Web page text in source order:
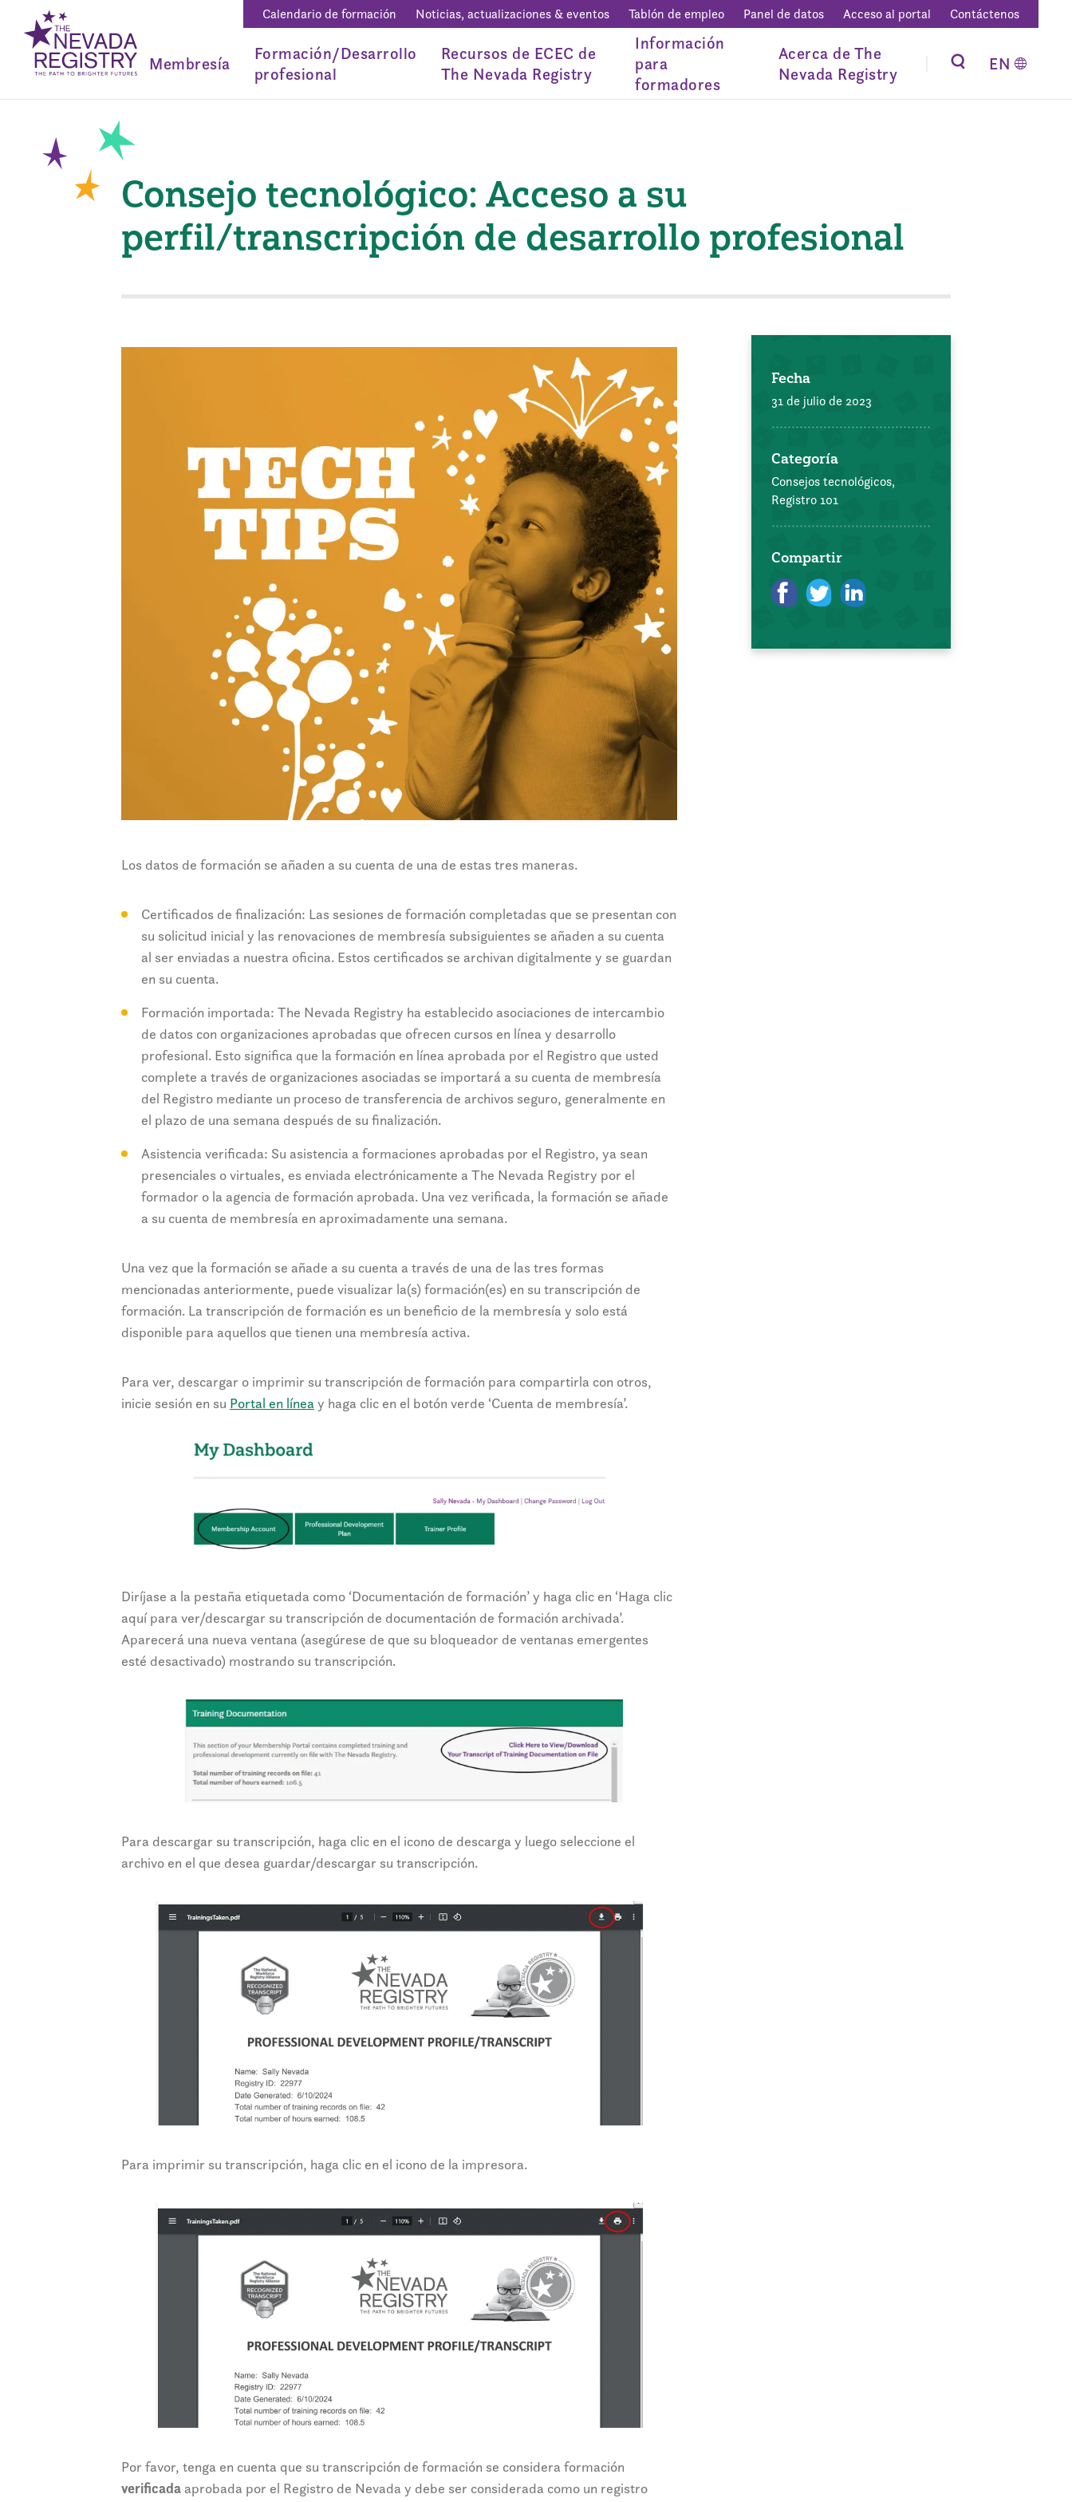
Calendario de formación Noticias, actualizaciones & eventos Tablón de empleo Panel de datos Acceso al portal Contáctenos
Membresía
Formación/Desarrollo
profesional
Recursos de ECEC de
The Nevada Registry
Información
para
formadores
Acerca de The
Nevada Registry
EN
Consejo tecnológico: Acceso a su
perfil/transcripción de desarrollo profesional
Los datos de formación se añaden a su cuenta de una de estas tres maneras.
Certificados de finalización: Las sesiones de formación completadas que se presentan con
su solicitud inicial y las renovaciones de membresía subsiguientes se añaden a su cuenta
al ser enviadas a nuestra oficina. Estos certificados se archivan digitalmente y se guardan
en su cuenta.
Formación importada: The Nevada Registry ha establecido asociaciones de intercambio
de datos con organizaciones aprobadas que ofrecen cursos en línea y desarrollo
profesional. Esto significa que la formación en línea aprobada por el Registro que usted
complete a través de organizaciones asociadas se importará a su cuenta de membresía
del Registro mediante un proceso de transferencia de archivos seguro, generalmente en
el plazo de una semana después de su finalización.
Asistencia verificada: Su asistencia a formaciones aprobadas por el Registro, ya sean
presenciales o virtuales, es enviada electrónicamente a The Nevada Registry por el
formador o la agencia de formación aprobada. Una vez verificada, la formación se añade
a su cuenta de membresía en aproximadamente una semana.
Una vez que la formación se añade a su cuenta a través de una de las tres formas
mencionadas anteriormente, puede visualizar la(s) formación(es) en su transcripción de
formación. La transcripción de formación es un beneficio de la membresía y solo está
disponible para aquellos que tienen una membresía activa.
Para ver, descargar o imprimir su transcripción de formación para compartirla con otros,
inicie sesión en su Portal en línea y haga clic en el botón verde ‘Cuenta de membresía’.
Diríjase a la pestaña etiquetada como ‘Documentación de formación’ y haga clic en ‘Haga clic
aquí para ver/descargar su transcripción de documentación de formación archivada’.
Aparecerá una nueva ventana (asegúrese de que su bloqueador de ventanas emergentes
esté desactivado) mostrando su transcripción.
Para descargar su transcripción, haga clic en el icono de descarga y luego seleccione el
archivo en el que desea guardar/descargar su transcripción.
Para imprimir su transcripción, haga clic en el icono de la impresora.
Por favor, tenga en cuenta que su transcripción de formación se considera formación
verificada aprobada por el Registro de Nevada y debe ser considerada como un registro
Fecha
31 de julio de 2023
Categoría
Consejos tecnológicos,
Registro 101
Compartir